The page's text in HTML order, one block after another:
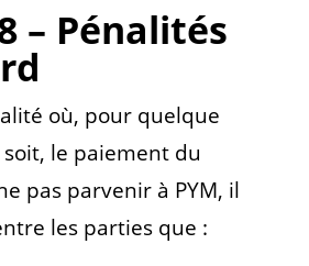
– Pénalités
où, pour quelque
le paiement du
pas parvenir à PYM, il
les parties que :